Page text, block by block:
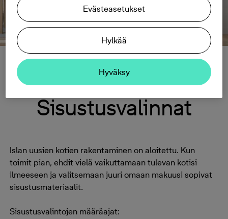
Lauttasaari
Sisustusvalinnat
Islan uusien kotien rakentaminen on aloitettu. Kun
toimit pian, ehdit vielä vaikuttamaan tulevan kotisi
ilmeeseen ja valitsemaan juuri omaan makuusi sopivat
sisustusmateriaalit.
Sisustusvalintojen määräajat:
Evästeasetukset
Hylkää
Hyväksy